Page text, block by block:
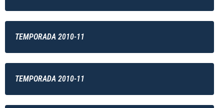
TEMPORADA 2010-11
TEMPORADA 2010-11